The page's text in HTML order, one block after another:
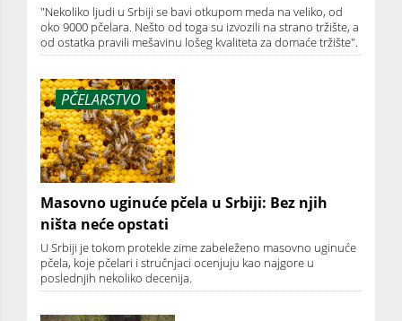
"Nekoliko ljudi u Srbiji se bavi otkupom meda na veliko, od
oko 9000 pčelara. Nešto od toga su izvozili na strano tržište, a
od ostatka pravili mešavinu lošeg kvaliteta za domaće tržište".
PČELARSTVO
Masovno uginuće pčela u Srbiji: Bez njih
ništa neće opstati
U Srbiji je tokom protekle zime zabeleženo masovno uginuće
pčela, koje pčelari i stručnjaci ocenjuju kao najgore u
poslednjih nekoliko decenija.